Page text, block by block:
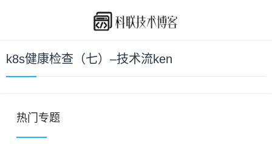
k8s健康检查（七）–技术流ken
热门专题